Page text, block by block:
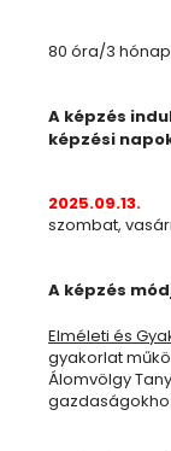
80 óra/3 hónap
A képzés
képzési
2025.09.13.
szombat,
A képzés
Elméleti és
gyakorlat
Álomvölgy